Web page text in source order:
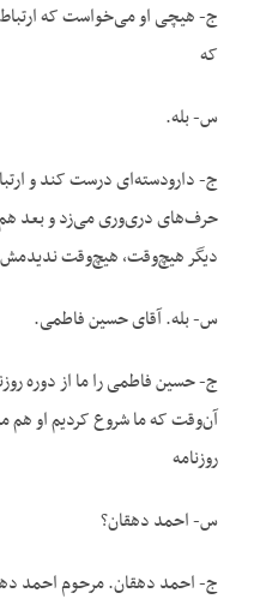
ج- هیچی او می‌خواست که
که
س- بله.
ج- دارودسته‌ای درست کند و
حرف‌های دری‌وری می‌زد و بعد
دیگر هیچ‌وقت، هیچ‌وقت
س- بله. آقای حسین فاطمی.
ج- حسین فاطمی را ما از دوره
آن‌وقت که ما شروع کردیم او هم
روزنامه
س- احمد دهقان؟
ج- احمد دهقان. مرحوم احمد